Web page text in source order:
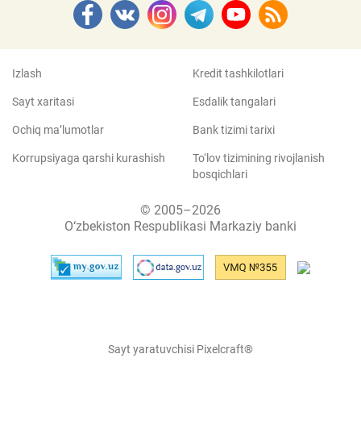
Izlash
Sayt xaritasi
Ochiq ma’lumotlar
Korrupsiyaga qarshi kurashish
Kredit tashkilotlari
Esdalik tangalari
Bank tizimi tarixi
To‘lov tizimining rivojlanish
bosqichlari
© 2005–2026
O‘zbekiston Respublikasi Markaziy banki
Sayt yaratuvchisi Pixelcraft®